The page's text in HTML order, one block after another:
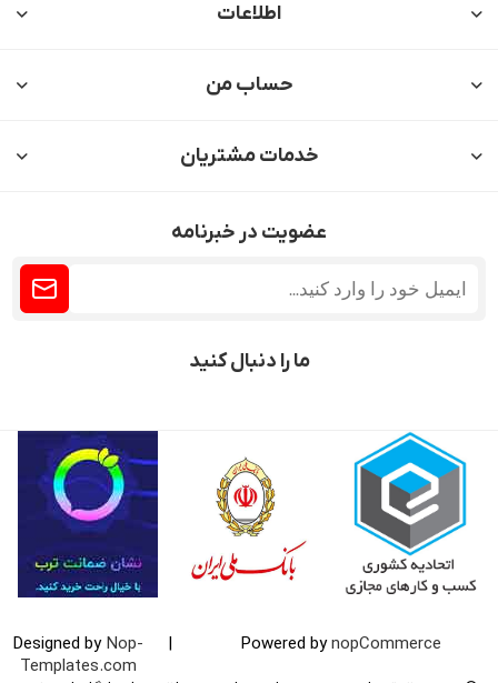
اطلاعات
حساب من
خدمات مشتریان
عضویت در خبرنامه
ما را دنبال کنید
Powered bynopCommerce
|
Designed by Nop-
Templates.com